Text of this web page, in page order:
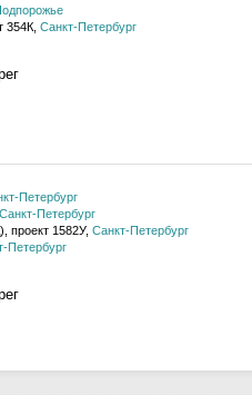
354К, Санкт-Петербург
Петербург
Санкт-Петербург
1582У, Санкт-Петербург
Петербург